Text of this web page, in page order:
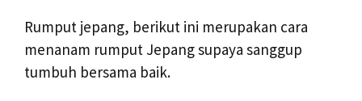
Rumput jepang, berikut ini merupakan cara
menanam rumput Jepang supaya sanggup
tumbuh bersama baik.